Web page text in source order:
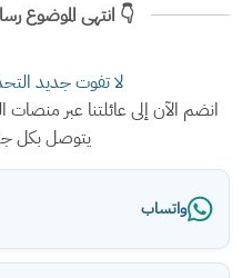
👇 انتهى الموضوع
لا تفوت جديد
انضم الآن إلى عائلتنا عبر
يتوصل بكل
واتساب